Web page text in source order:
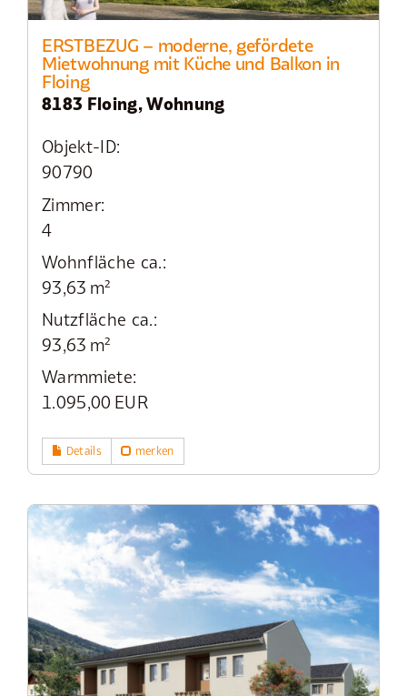
ERSTBEZUG – moderne, gefördete
Mietwohnung mit Küche und Balkon in
Floing
8183 Floing, Wohnung
Objekt-ID:
90790
Zimmer:
4
Wohnfläche ca.:
93,63 m²
Nutzfläche ca.:
93,63 m²
Warmmiete:
1.095,00 EUR
Details merken